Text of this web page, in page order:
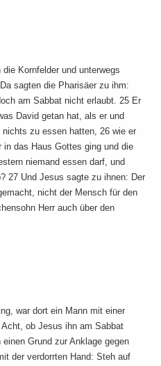
Kornfelder und unterwegs
sagten die Pharisäer zu ihm:
am Sabbat nicht erlaubt. 25 Er
David getan hat, als er und
zu essen hatten, 26 wie er
das Haus Gottes ging und die
niemand essen darf, und
27 Und Jesus sagte zu ihnen: Der
nicht der Mensch für den
Herr auch über den
war dort ein Mann mit einer
ob Jesus ihn am Sabbat
Grund zur Anklage gegen
der verdorrten Hand: Steh auf